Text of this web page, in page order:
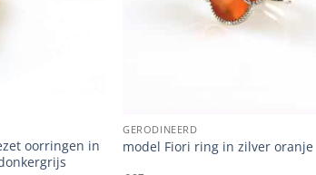
oorringen in
GERODINEERD
model Fiori ring in zilver oranje